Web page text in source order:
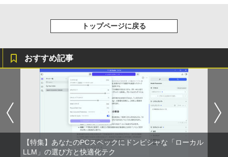
スーパーの裏でヤニ吸うふたり 9巻 (デジタル
￥810
トップページに戻る
おすすめ記事
【特集】あなたのPCスペックにドンピシャな「ローカル
LLM」の選び方と快適化テク